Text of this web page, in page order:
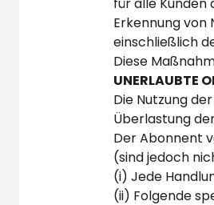
Erkennung von
einschließlich
Diese
UNERLAUBTE
Die Nutzung
Überlastung
Der Abonnent
(sind jedoch
(i) Jede
(ii) Folgende